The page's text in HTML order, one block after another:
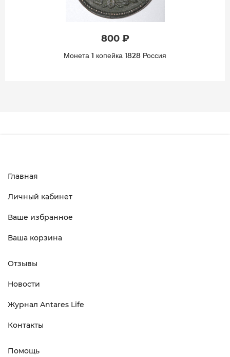
800 ₽
Монета 1 копейка 1828 Россия
Главная
Личный кабинет
Ваше избранное
Ваша корзина
Отзывы
Новости
Журнал Antares Life
Контакты
Помощь